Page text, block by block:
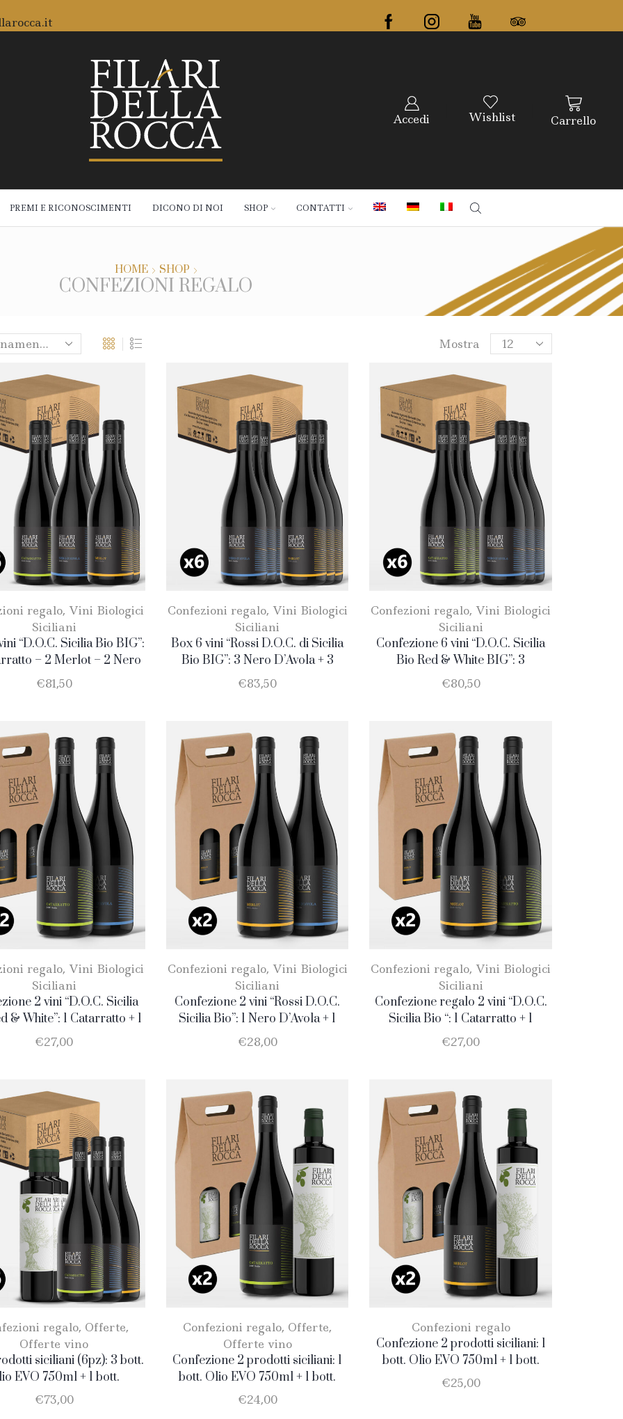
gratuite da 59€
Accedi Wishlist Carrello
PREMI E RICONOSCIMENTI DICONO DI NOI SHOP CONTATTI
HOME SHOP
CONFEZIONI REGALO
Mostra
regalo,Vini Biologici
Siciliani
“D.O.C. Sicilia Bio BIG”:
– 2 Merlot – 2 Nero
D’Avola
€81,50
Confezioni regalo, Vini Biologici
Siciliani
Box 6 vini “Rossi D.O.C. di Sicilia
Bio BIG”: 3 Nero D’Avola + 3
Merlot
€83,50
Confezioni regalo,Vini Biologici
Siciliani
Confezione 6 vini “D.O.C. Sicilia
Bio Red & White BIG”: 3
Catarratto + 3 Nero D’Avola
€80,50
regalo,Vini Biologici
Siciliani
2 vini “D.O.C. Sicilia
& White”: 1 Catarratto + 1
Nero D’Avola
€27,00
Confezioni regalo, Vini Biologici
Siciliani
Confezione 2 vini “Rossi D.O.C.
Sicilia Bio”: 1 Nero D’Avola + 1
Merlot
€28,00
Confezioni regalo,Vini Biologici
Siciliani
Confezione regalo 2 vini “D.O.C.
Sicilia Bio “: 1 Catarratto + 1
Merlot
€27,00
regalo, Offerte,
Offerte vino
siciliani (6pz): 3 bott.
EVO 750ml + 1 bott.
+ 1 bott. Nero d’Avola +
1 bott. Merlot
€73,00
Confezioni regalo, Offerte,
Offerte vino
Confezione 2 prodotti siciliani: 1
bott. Olio EVO 750ml + 1 bott.
Catarratto
€24,00
Confezioni regalo
Confezione 2 prodotti siciliani: 1
bott. Olio EVO 750ml + 1 bott.
Merlot
€25,00